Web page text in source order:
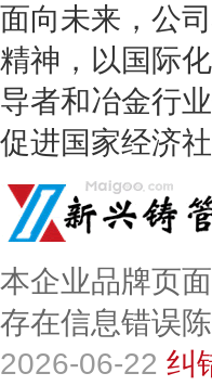
面向未来，公
精神，以国际
导者和冶金行
促进国家经济
本企业品牌页
存在信息错误
2026-06-22 纠